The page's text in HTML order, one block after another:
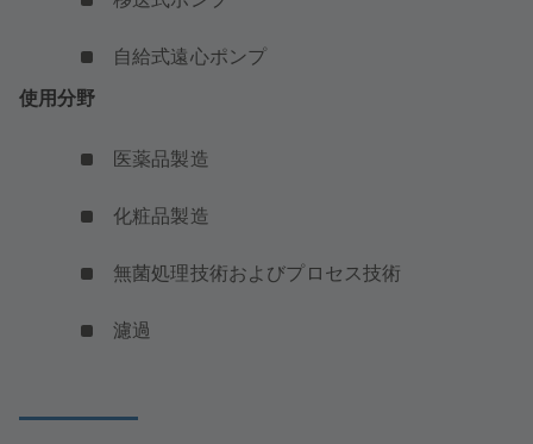
自給式遠心ポンプ
使用分野
医薬品製造
化粧品製造
無菌処理技術およびプロセス技術
濾過